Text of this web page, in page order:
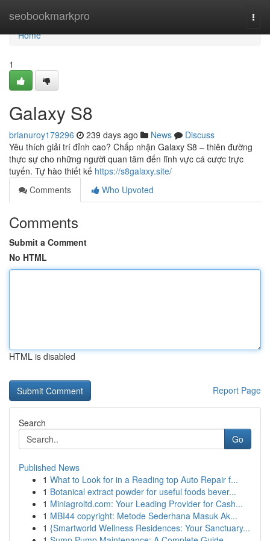
seobookmarkpro
Home
Home
1
Galaxy S8
brianuroy179296 239 days ago News
Discuss
Yêu thích giải trí đỉnh cao? Chấp nhận Galaxy S8 – thiên đường
thực sự cho những người quan tâm đến lĩnh vực cá cược trực
tuyến. Tự hào thiết kế https://s8galaxy.site/
Comments
Who Upvoted
Comments
Submit a Comment
No HTML
HTML is disabled
Report Page
Search
Go
Published News
1 What to Look for in a Reading top Auto Repair f...
1 Botanical extract powder for useful foods bever...
1 Miniagroltd.com: Your Leading Provider for Cash...
1 MBI44 copyright: Metode Sederhana Masuk Ak...
1 {Smartworld Wellness Residences: Your Sanctuary...